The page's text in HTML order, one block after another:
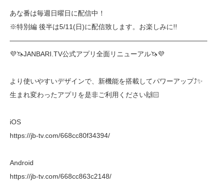
あな番は毎週日曜日に配信中！
※特別編 後半は5/11(日)に配信致します。お楽しみに!!
―――――――――――――――――――――――――――――
💜🦄JANBARI.TV公式アプリ全面リニューアル🦄💜
より使いやすいデザインで、新機能を搭載してパワーアップ⤴︎✨
生まれ変わったアプリを是非ご利用ください🙌🏻
iOS
https://jb-tv.com/668cc80f34394/
Android
https://jb-tv.com/668cc863c2148/